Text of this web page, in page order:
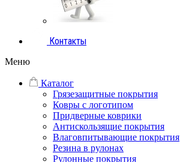
Контакты
Меню
Каталог
Грязезащитные покрытия
Ковры с логотипом
Придверные коврики
Антискользящие покрытия
Влаговпитывающие покрытия
Резина в рулонах
Рулонные покрытия